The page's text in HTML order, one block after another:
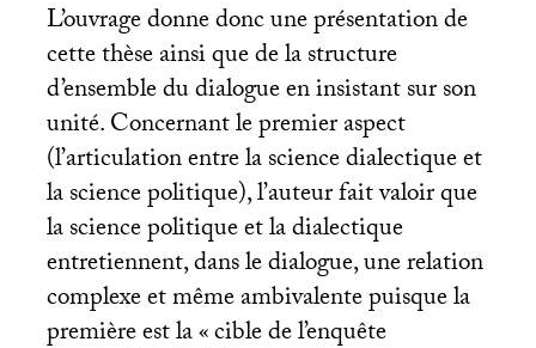
L’ouvrage donne donc une présentation de
cette thèse ainsi que de la structure
d’ensemble du dialogue en insistant sur son
unité. Concernant le premier aspect
(l’articulation entre la science dialectique et
la science politique), l’auteur fait valoir que
la science politique et la dialectique
entretiennent, dans le dialogue, une relation
complexe et même ambivalente puisque la
première est la «cible de l’enquête